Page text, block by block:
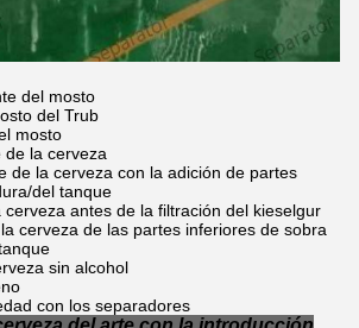
del mosto
del Trub
mosto
de la cerveza
de la cerveza con la adición de partes
del tanque
cerveza antes de la filtración del kieselgur
cerveza de las partes inferiores de sobra
sin alcohol
con los separadores